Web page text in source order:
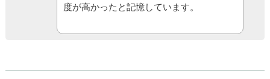
度が高かったと記憶しています。